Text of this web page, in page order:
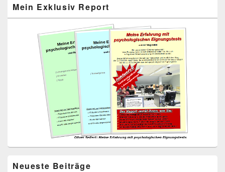
Seitenleisten-
Widgetbereich
Mein Exklusiv Report
Neueste Beiträge